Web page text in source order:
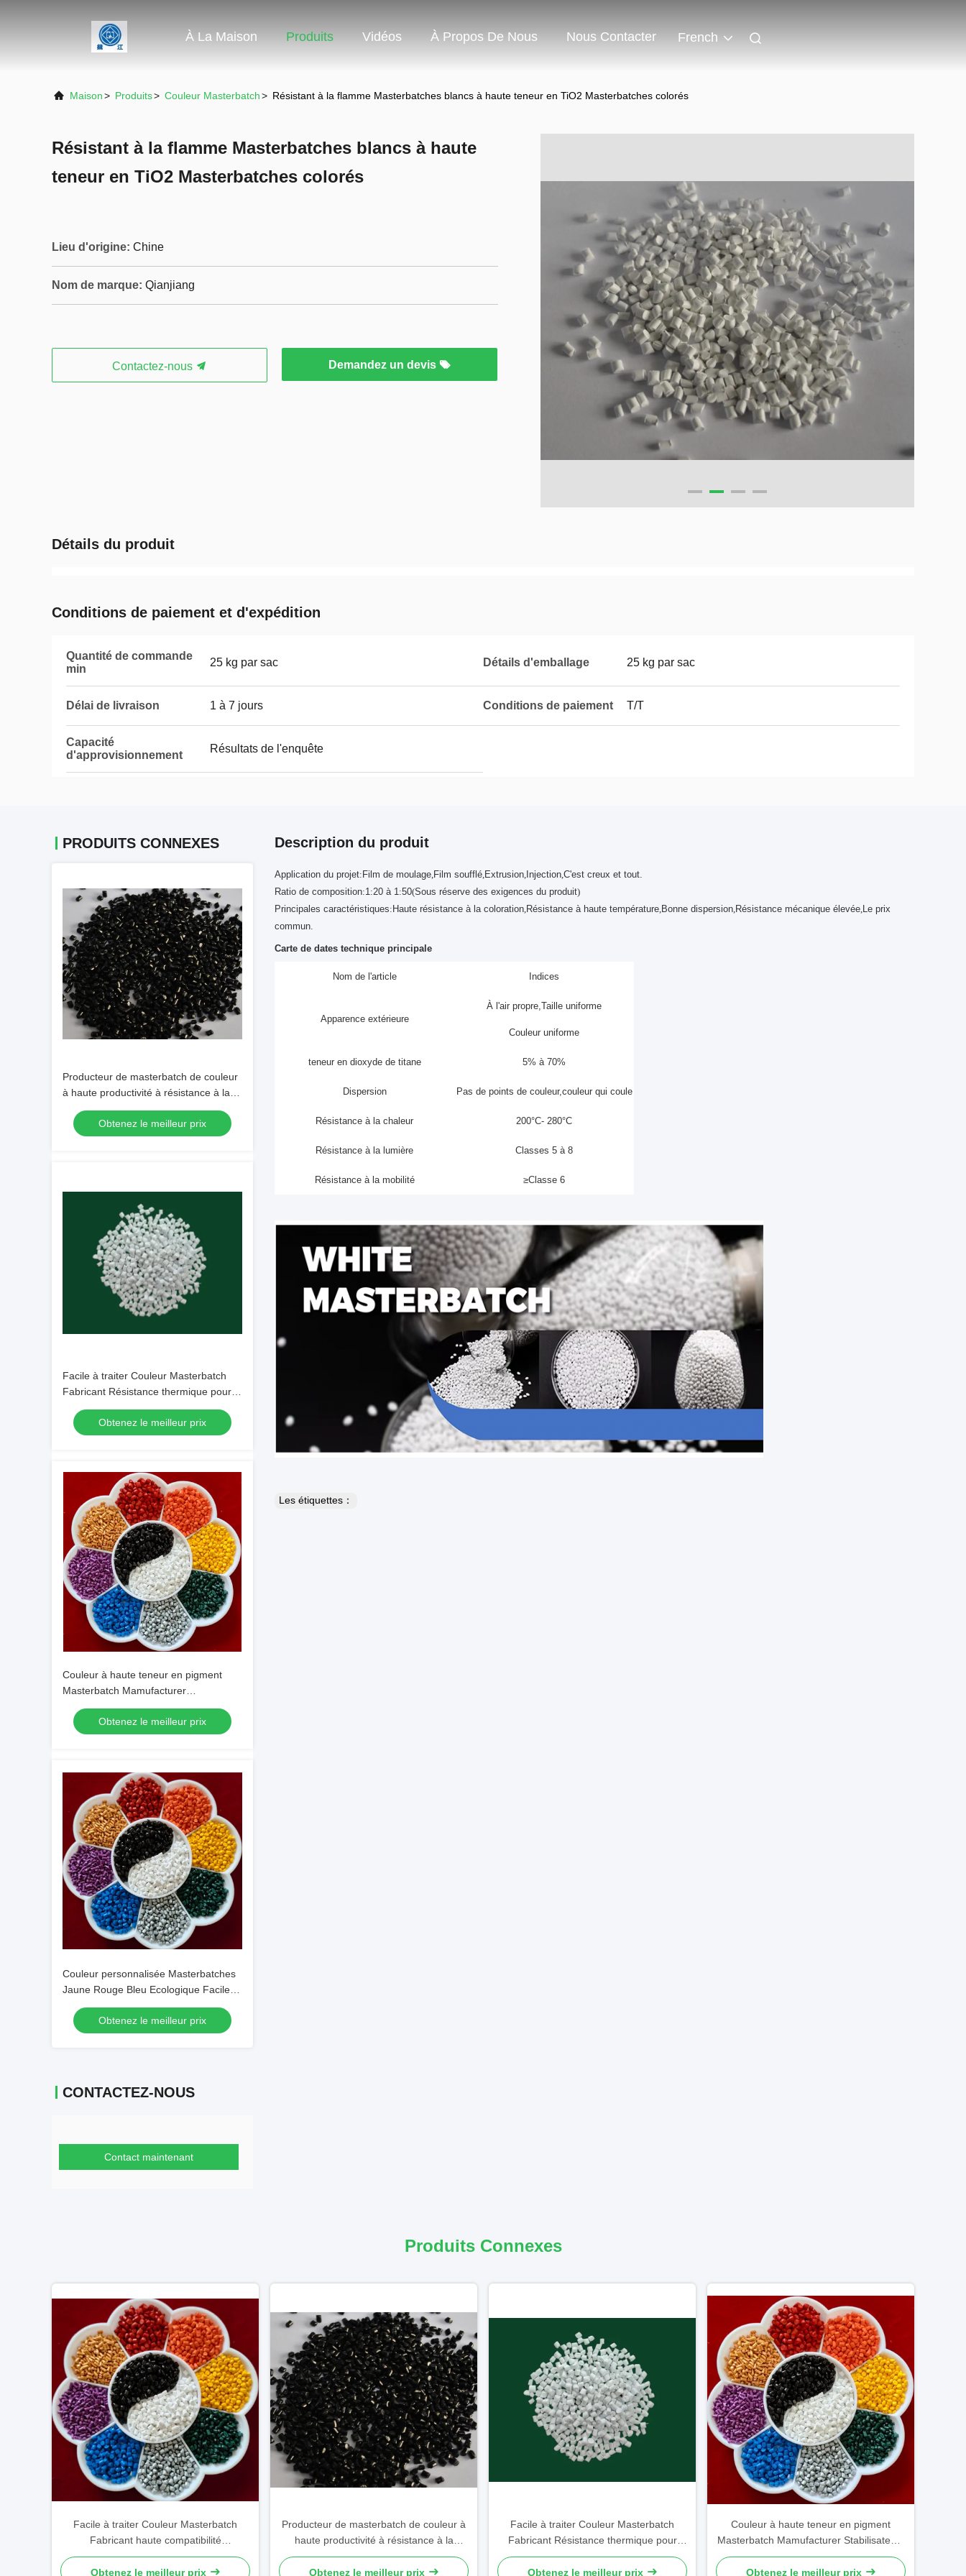
À La Maison Produits Vidéos À Propos De Nous Nous Contacter French
Maison> Produits> Couleur Masterbatch> Résistant à la flamme Masterbatches blancs à haute teneur en TiO2 Masterbatches colorés
Résistant à la flamme Masterbatches blancs à haute
teneur en TiO2 Masterbatches colorés
Lieu d'origine: Chine
Nom de marque: Qianjiang
Contactez-nous Demandez un devis
Détails du produit
Conditions de paiement et d'expédition
Quantité de commande
min
25 kg par sac Détails d'emballage 25 kg par sac
Délai de livraison 1 à 7 jours Conditions de paiement T/T
Capacité
d'approvisionnement
Résultats de l'enquête
PRODUITS CONNEXES
Producteur de masterbatch de couleur
à haute productivité à résistance à la
corrosion masterbatch noir
Obtenez le meilleur prix
Facile à traiter Couleur Masterbatch
Fabricant Résistance thermique pour
pièces automobiles
Obtenez le meilleur prix
Couleur à haute teneur en pigment
Masterbatch Mamufacturer
Stabilisateurs UV Anti-statique
Personnalisable
Obtenez le meilleur prix
Couleur personnalisée Masterbatches
Jaune Rouge Bleu Ecologique Facile à
traiter
Obtenez le meilleur prix
CONTACTEZ-NOUS
Contact maintenant
Description du produit
Application du projet: Film de moulage,Film soufflé,Extrusion, Injection,C'est creux et tout.
Ratio de composition:1:20 à 1:50(Sous réserve des exigences du produit)
Principales caractéristiques: Haute résistance à la coloration,Résistance à haute température,Bonne dispersion,Résistance mécanique élevée,Le prix
commun.
Carte de dates technique principale
Nom de l'article Indices
Apparence extérieure
À l'air propre,Taille uniforme
Couleur uniforme
teneur en dioxyde de titane 5% à 70%
Dispersion Pas de points de couleur,couleur qui coule
Résistance à la chaleur 200°C- 280°C
Résistance à la lumière Classes 5 à 8
Résistance à la mobilité ≥Classe 6
Les étiquettes：
Produits Connexes
Facile à traiter Couleur Masterbatch
Fabricant haute compatibilité
biodégradable recyclé
Obtenez le meilleur prix
Producteur de masterbatch de couleur à
haute productivité à résistance à la
corrosion masterbatch noir
Obtenez le meilleur prix
Facile à traiter Couleur Masterbatch
Fabricant Résistance thermique pour
pièces automobiles
Obtenez le meilleur prix
Couleur à haute teneur en pigment
Masterbatch Mamufacturer Stabilisateurs
UV Anti-statique Personnalisable
Obtenez le meilleur prix